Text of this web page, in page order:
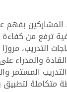
بفهم
ترفع من
التدريب،
والمدراء
المستمر